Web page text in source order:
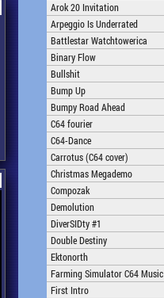
Arok 20 Invitation
Arpeggio Is Underrated
Battlestar Watchtowerica
Binary Flow
Bullshit
Bump Up
Bumpy Road Ahead
C64 fourier
C64-Dance
Carrotus (C64 cover)
Christmas Megademo
Compozak
Demolution
DiverSIDty #1
Double Destiny
Ektonorth
Farming Simulator C64 Music
First Intro